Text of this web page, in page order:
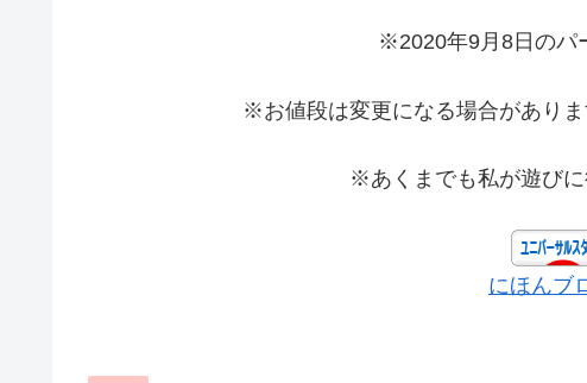
※2020年9月8日のパ
※お値段は変更になる場合があり
※あくまでも私が遊び
にほんブ